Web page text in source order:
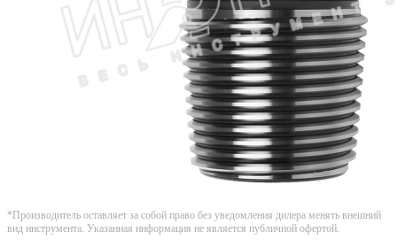
*Производитель оставляет за собой право без уведомления дилера менять внешний
вид инструмента. Указанная информация не является публичной офертой.